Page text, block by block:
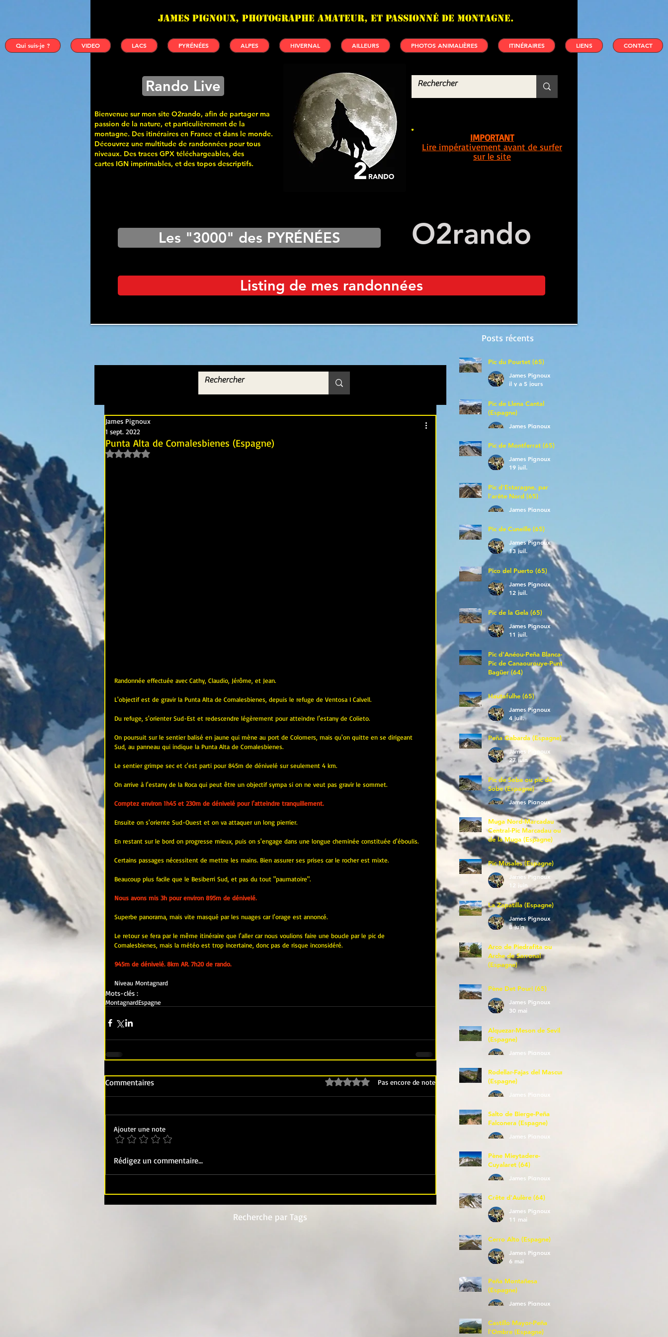
James PIGNOUX, photographe amateur, et passionné de montagne.
Qui suis-je ? VIDEO LACS PYRÉNÉES ALPES HIVERNAL AILLEURS PHOTOS ANIMALIÈRES ITINÉRAIRES LIENS CONTACT
Rando Live
Bienvenue sur mon site O2rando, afin de partager ma
passion de la nature, et particulièrement de la
montagne. Des itinéraires en France et dans le monde.
Découvrez une multitude de randonnées pour tous
niveaux. Des traces GPX téléchargeables, des
cartes IGN imprimables, et des topos descriptifs.
IMPORTANT
Lire impérativement avant de surfer
sur le site
Les "3000" des PYRÉNÉES O2rando
Listing de mes randonnées
Posts récents
Punta Alta de Comalesbienes (Espagne)
James Pignoux
1 sept. 2022
Noté NaN étoiles sur 5.
Randonnée effectuée avec Cathy, Claudio, Jérôme, et Jean.
L'objectif est de gravir la Punta Alta de Comalesbienes, depuis le refuge de Ventosa I Calvell.
Du refuge, s'orienter Sud-Est et redescendre légèrement pour atteindre l'estany de Colieto.
On poursuit sur le sentier balisé en jaune qui mène au port de Colomers, mais qu'on quitte en se dirigeant
Sud, au panneau qui indique la Punta Alta de Comalesbienes.
Le sentier grimpe sec et c'est parti pour 845m de dénivelé sur seulement 4 km.
On arrive à l'estany de la Roca qui peut être un objectif sympa si on ne veut pas gravir le sommet.
Comptez environ 1h45 et 230m de dénivelé pour l'atteindre tranquillement.
Ensuite on s'oriente Sud-Ouest et on va attaquer un long pierrier.
En restant sur le bord on progresse mieux, puis on s'engage dans une longue cheminée constituée d'éboulis.
Certains passages nécessitent de mettre les mains. Bien assurer ses prises car le rocher est mixte.
Beaucoup plus facile que le Besiberri Sud, et pas du tout "paumatoire".
Nous avons mis 3h pour environ 895m de dénivelé.
Superbe panorama, mais vite masqué par les nuages car l'orage est annoncé.
Le retour se fera par le même itinéraire que l'aller car nous voulions faire une boucle par le pic de
Comalesbienes, mais la météo est trop incertaine, donc pas de risque inconsidéré.
945m de dénivelé. 8km AR. 7h20 de rando.
Niveau Montagnard
Mots-clés :
MontagnardEspagne
Commentaires Noté 0 étoile sur 5. Pas encore de note
Ajouter une note
Rédigez un commentaire...
Recherche par Tags
Pic du Pourtet (65)
James Pignoux
il y a 5 jours
Pic de Llena Cantal
(Espagne)
James Pignoux
Pic de Montferrat (65)
James Pignoux
19 juil.
Pic d'Estaragne, par
l'arête Nord (65)
James Pignoux
Pic de Cuneille (65)
James Pignoux
13 juil.
Pico del Puerto (65)
James Pignoux
12 juil.
Pic de la Gela (65)
James Pignoux
11 juil.
Pic d'Anéou-Peña Blanca-
Pic de Canaourouye-Punta
Bagüer (64)
James Pignoux
5 juil.
Hautafulhe (65)
James Pignoux
4 juil.
Peña Gabarda (Espagne)
James Pignoux
27 juin
Pic de Soba ou pic de
Sobe (Espagne)
James Pignoux
25 juin
Muga Nord-Marcadau
Central-Pic Marcadau ou
de la Muga (Espagne)
James Pignoux
21 juin
Pic Musales (Espagne)
James Pignoux
12 juin
La Zapatilla (Espagne)
James Pignoux
8 juin
Arco de Piedrafita ou
Arche de Sarronal
(Espagne)
7 juin
Pène Det Pouri (65)
James Pignoux
30 mai
Alquezar-Meson de Sevil
(Espagne)
James Pignoux
Rodellar-Fajas del Mascun
(Espagne)
James Pignoux
Salto de Bierge-Peña
Falconera (Espagne)
James Pignoux
Pène Mieytadere-
Cuyalaret (64)
James Pignoux
Crête d'Aulère (64)
James Pignoux
11 mai
Cerro Alto (Espagne)
James Pignoux
6 mai
Peña Montañesa
(Espagne)
James Pignoux
Castillo Mayor-Peña
l'Ombre (Espagne)